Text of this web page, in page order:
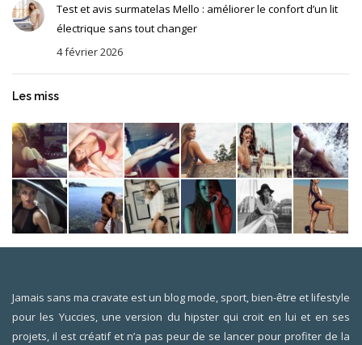
Test et avis surmatelas Mello : améliorer le confort d’un lit
électrique sans tout changer
4 février 2026
Les miss
Jamais sans ma cravate est un blog mode, sport, bien-être et lifestyle
pour les Yuccies, une version du hipster qui croit en lui et en ses
projets, il est créatif et n’a pas peur de se lancer pour profiter de la